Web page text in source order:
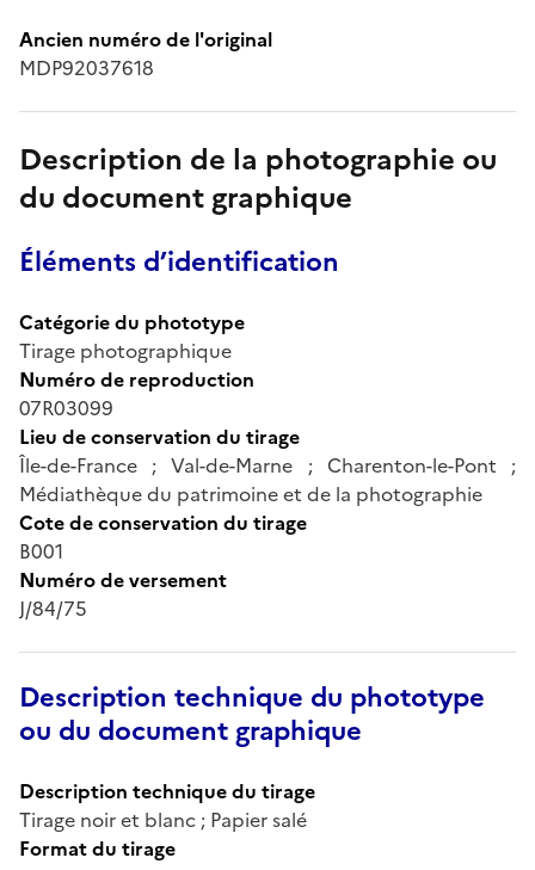
Ancien numéro de l'original
MDP92037618
Description de la photographie ou
du document graphique
Éléments d’identification
Catégorie du phototype
Tirage photographique
Numéro de reproduction
07R03099
Lieu de conservation du tirage
Île-de-France ; Val-de-Marne ; Charenton-le-Pont ;
Médiathèque du patrimoine et de la photographie
Cote de conservation du tirage
B001
Numéro de versement
J/84/75
Description technique du phototype
ou du document graphique
Description technique du tirage
Tirage noir et blanc ; Papier salé
Format du tirage